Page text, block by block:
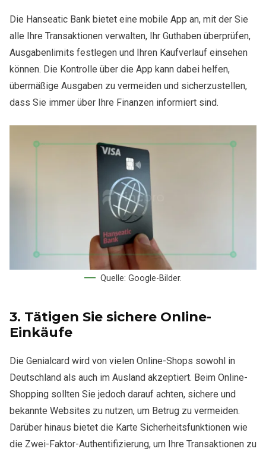
Die Hanseatic Bank bietet eine mobile App an, mit der Sie
alle Ihre Transaktionen verwalten, Ihr Guthaben überprüfen,
Ausgabenlimits festlegen und Ihren Kaufverlauf einsehen
können. Die Kontrolle über die App kann dabei helfen,
übermäßige Ausgaben zu vermeiden und sicherzustellen,
dass Sie immer über Ihre Finanzen informiert sind.
Quelle: Google-Bilder.
3. Tätigen Sie sichere Online-
Einkäufe
Die Genialcard wird von vielen Online-Shops sowohl in
Deutschland als auch im Ausland akzeptiert. Beim Online-
Shopping sollten Sie jedoch darauf achten, sichere und
bekannte Websites zu nutzen, um Betrug zu vermeiden.
Darüber hinaus bietet die Karte Sicherheitsfunktionen wie
die Zwei-Faktor-Authentifizierung, um Ihre Transaktionen zu